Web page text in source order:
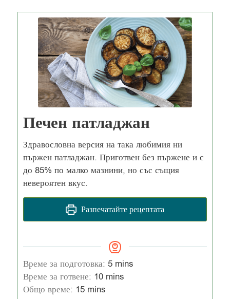
Печен патладжан
Здравословна версия на така любимия ни
пържен патладжан. Приготвен без пържене и с
до 85% по малко мазнини, но със същия
невероятен вкус.
Разпечатайте рецептата
Време за подготовка: 5 mins
Време за готвене: 10 mins
Общо време: 15 mins